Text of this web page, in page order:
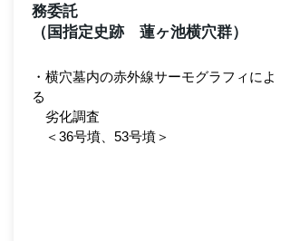
務委託
（国指定史跡 蓮ヶ池横穴群）
・横穴墓内の赤外線サーモグラフィ によ
る
劣化調査
＜36号墳、53号墳＞